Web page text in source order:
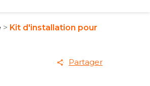
Kit d'installation pour
Partager